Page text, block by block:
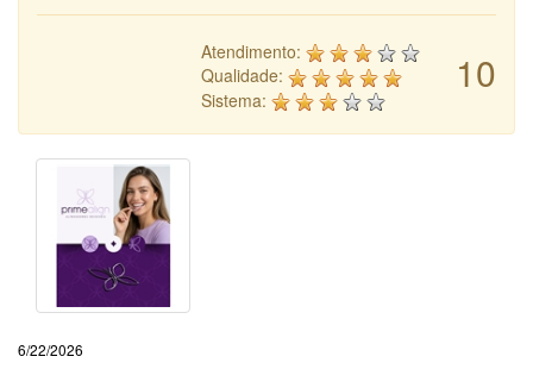
10
Atendimento:
Qualidade:
Sistema:
6/22/2026